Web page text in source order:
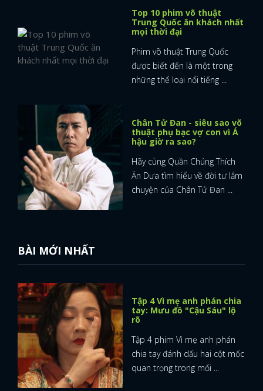
Top 10 phim võ thuật
Trung Quốc ăn khách nhất
mọi thời đại
Phim võ thuật Trung Quốc
được biết đến là một trong
những thể loại nổi tiếng ...
Chân Tử Đan - siêu sao võ
thuật phụ bạc vợ con vì Á
hậu giờ ra sao?
Hãy cùng Quần Chúng Thích
Ăn Dưa tìm hiểu về đời tư lắm
chuyện của Chân Tử Đan ...
BÀI MỚI NHẤT
Tập 4 Vì mẹ anh phán chia
tay: Mưu đồ "Cậu Sáu" lộ
rõ
Tập 4 phim Vì mẹ anh phán
chia tay đánh dấu hai cột mốc
quan trọng trong mối ...